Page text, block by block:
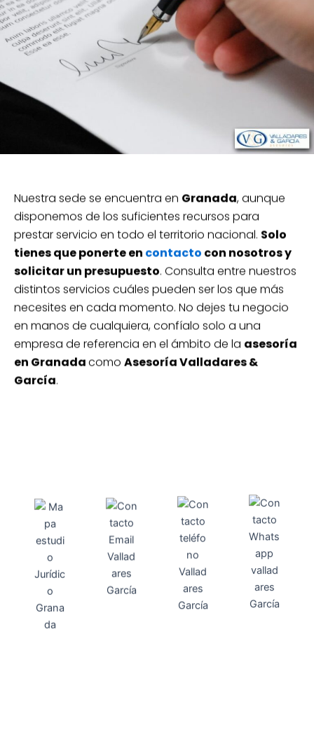
Nuestra sede se encuentra en Granada, aunque
disponemos de los suficientes recursos para
prestar servicio en todo el territorio nacional. Solo
tienes que ponerte en contacto con nosotros y
solicitar un presupuesto. Consulta entre nuestros
distintos servicios cuáles pueden ser los que más
necesites en cada momento. No dejes tu negocio
en manos de cualquiera, confíalo solo a una
empresa de referencia en el ámbito de la asesoría
en Granada como Asesoría Valladares &
García.